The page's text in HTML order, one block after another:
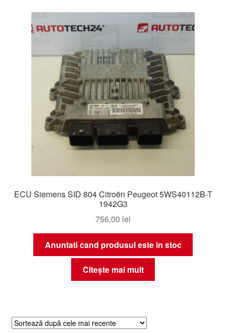
ECU Siemens SID 804 Citroën Peugeot 5WS40112B-T
1942G3
756,00 lei
Anuntati cand produsul este in stoc
Citește mai mult